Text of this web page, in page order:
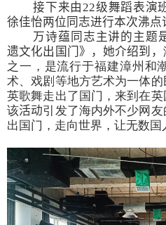
接下来由22级舞蹈表演
徐佳怡两位同志进行本次沸点
万诗蕴同志主讲的主
遗文化出国门》，她介绍到，
之一，是流行于福建漳州和
术、戏剧等地方艺术为一体的
英歌舞走出了国门，来到在英
该活动引发了海内外不少网
出国门，走向世界，让无数国